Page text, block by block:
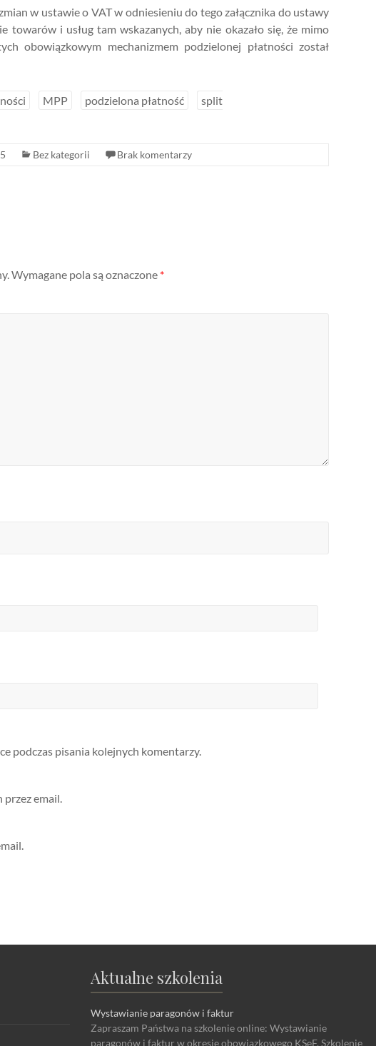
w ustawie o VAT w odniesieniu do tego załącznika do ustawy
towarów i usług tam wskazanych, aby nie okazało się, że mimo
obowiązkowym mechanizmem podzielonej płatności został
MPP podzielona płatność
split
Bez kategorii Brak komentarzy
Wymagane pola są oznaczone *
podczas pisania kolejnych komentarzy.
przez email.
Aktualne szkolenia
Wystawianie paragonów i faktur
Zapraszam Państwa na szkolenie online: Wystawianie
paragonów i faktur w okresie obowiązkowego KSeF. Szkolenie